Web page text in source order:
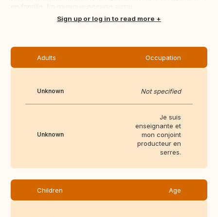
Translate thisSign up or log in to read more
Adults Occupation
Unknown Not specified
Unknown
Je suis
enseignante et
mon conjoint
producteur en
serres.
Children Age